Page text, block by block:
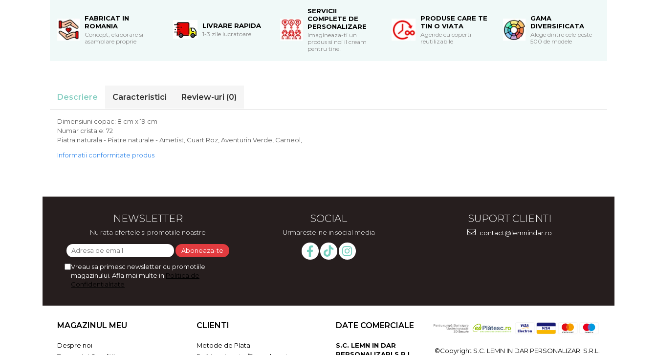
Cadouri pentru EA
Cadouri pentru EL
Cadouri pentru cea mai buna
Cadouri pentru bunici
Cadouri personalizate pentru nasi
FABRICAT IN
ROMANIA
Concept, elaborare si
asamblare proprie
LIVRARE RAPIDA
1-3 zile lucratoare
SERVICII
COMPLETE DE
PERSONALIZARE
Imagineaza-ti un
produs si noi il cream
pentru tine!
PRODUSE CARE TE
TIN O VIATA
Agende cu coperti
reutilizabile
GAMA
DIVERSIFICATA
Alege dintre cele peste
500 de modele
Descriere Caracteristici Review-uri (0)
Dimensiuni copac: 8 cm x 19 cm
Numar cristale: 72
Piatra naturala - Piatre naturale - Ametist, Cuart Roz, Aventurin Verde, Carneol,
Informatii conformitate produs
NEWSLETTER
Nu rata ofertele si promotiile noastre
Vreau sa primesc newsletter cu promotiile
magazinului. Afla mai multe in Politica de
Confidentialitate
SOCIAL
Urmareste-ne in social media
SUPORT CLIENTI
contact@lemnindar.ro
MAGAZINUL MEU
Despre noi
CLIENTI
Metode de Plata
DATE COMERCIALE
S.C. LEMN IN DAR
©Copyright S.C. LEMN IN DAR PERSONALIZARI S.R.L.